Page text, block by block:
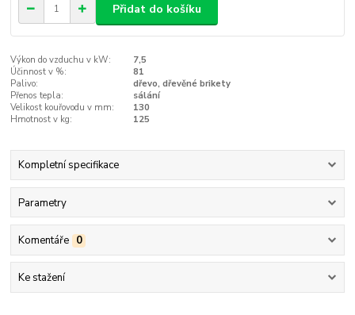
Přidat do košíku
Výkon do vzduchu v kW:
7,5
Účinnost v %:
81
Palivo:
dřevo, dřevěné brikety
Přenos tepla:
sálání
Velikost kouřovodu v mm:
130
Hmotnost v kg:
125
Kompletní specifikace
Parametry
Komentáře 0
Ke stažení